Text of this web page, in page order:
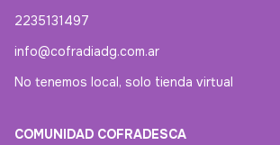
2235131497
info@cofradiadg.com.ar
No tenemos local, solo tienda virtual
COMUNIDAD COFRADESCA